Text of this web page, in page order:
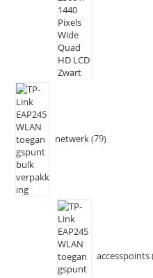
netwerk 79
accesspoints